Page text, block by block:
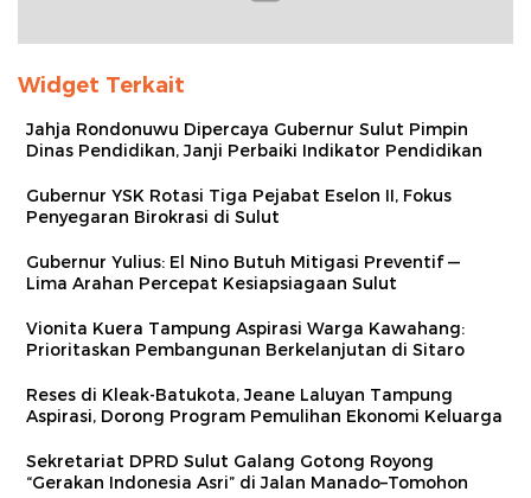
Widget Terkait
Jahja Rondonuwu Dipercaya Gubernur Sulut Pimpin
Dinas Pendidikan, Janji Perbaiki Indikator Pendidikan
Gubernur YSK Rotasi Tiga Pejabat Eselon II, Fokus
Penyegaran Birokrasi di Sulut
Gubernur Yulius: El Nino Butuh Mitigasi Preventif —
Lima Arahan Percepat Kesiapsiagaan Sulut
Vionita Kuera Tampung Aspirasi Warga Kawahang:
Prioritaskan Pembangunan Berkelanjutan di Sitaro
Reses di Kleak-Batukota, Jeane Laluyan Tampung
Aspirasi, Dorong Program Pemulihan Ekonomi Keluarga
Sekretariat DPRD Sulut Galang Gotong Royong
“Gerakan Indonesia Asri” di Jalan Manado–Tomohon